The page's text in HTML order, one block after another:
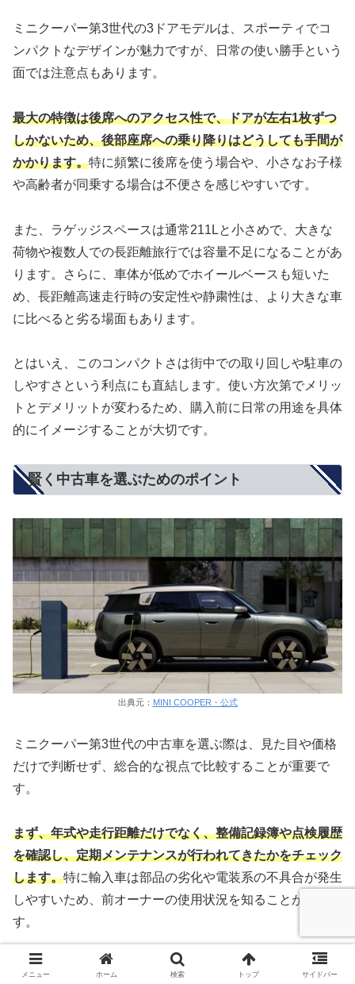
ミニクーパー第3世代の3ドアモデルは、スポーティでコ
ンパクトなデザインが魅力ですが、日常の使い勝手という
面では注意点もあります。
最大の特徴は後席へのアクセス性で、ドアが左右1枚ずつ
しかないため、後部座席への乗り降りはどうしても手間が
かかります。特に頻繁に後席を使う場合や、小さなお子様
や高齢者が同乗する場合は不便さを感じやすいです。
また、ラゲッジスペースは通常211Lと小さめで、大きな
荷物や複数人での長距離旅行では容量不足になることがあ
ります。さらに、車体が低めでホイールベースも短いた
め、長距離高速走行時の安定性や静粛性は、より大きな車
に比べると劣る場面もあります。
とはいえ、このコンパクトさは街中での取り回しや駐車の
しやすさという利点にも直結します。使い方次第でメリッ
トとデメリットが変わるため、購入前に日常の用途を具体
的にイメージすることが大切です。
賢く中古車を選ぶためのポイント
出典元： MINI COOPER・公式
ミニクーパー第3世代の中古車を選ぶ際は、見た目や価格
だけで判断せず、総合的な視点で比較することが重要で
す。
まず、年式や走行距離だけでなく、整備記録簿や点検履歴
を確認し、定期メンテナンスが行われてきたかをチェック
します。特に輸入車は部品の劣化や電装系の不具合が発生
しやすいため、前オーナーの使用状況を知ることが重要で
す。
次に、試乗を行いエンジン音や振動、ブレーキの効き具
メニュー ホーム 検索 トップ サイドバー